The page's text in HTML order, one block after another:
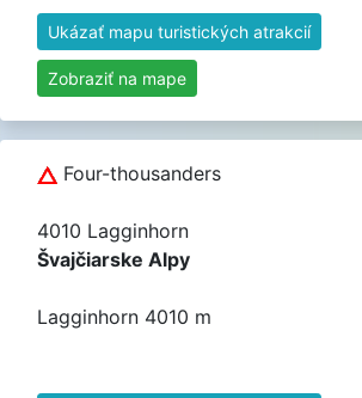
Ukázať mapu turistických atrakcií
Zobraziť na mape
Four-thousanders
4010 Lagginhorn
Švajčiarske Alpy
Lagginhorn 4010 m